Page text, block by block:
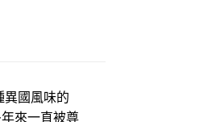
異國風味的
來一直被尊